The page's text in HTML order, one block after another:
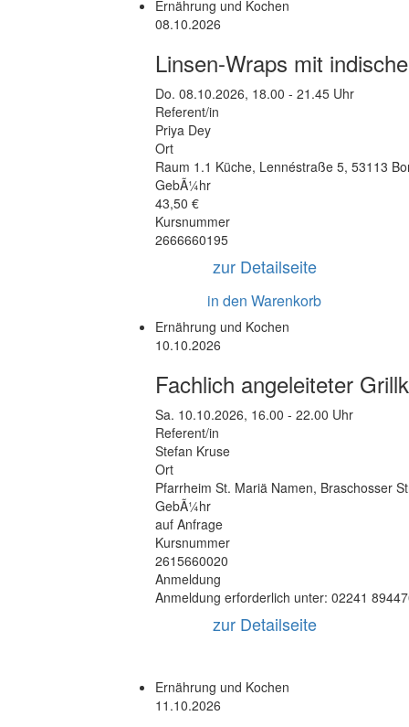
Ernährung und Kochen
08.10.2026
Linsen-Wraps mit
Do. 08.10.2026, 18.00 - 21.45 Uhr
Referent/in
Priya Dey
Ort
Raum 1.1 Küche, Lennéstraße 5, 53113
GebÃ¼hr
43,50 €
Kursnummer
2666660195
zur Detailseite
in den Warenkorb
Ernährung und Kochen
10.10.2026
Fachlich angeleiteter
Sa. 10.10.2026, 16.00 - 22.00 Uhr
Referent/in
Stefan Kruse
Ort
Pfarrheim St. Mariä Namen, Braschosser
GebÃ¼hr
auf Anfrage
Kursnummer
2615660020
Anmeldung
Anmeldung erforderlich unter: 02241
zur Detailseite
Ernährung und Kochen
11.10.2026